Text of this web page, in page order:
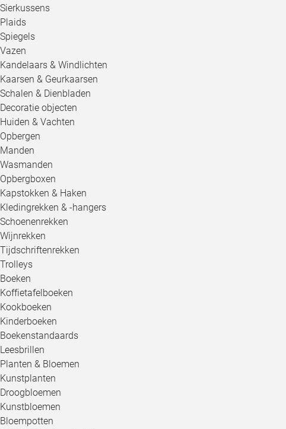
Sierkussens
Plaids
Spiegels
Vazen
Kandelaars & Windlichten
Kaarsen & Geurkaarsen
Schalen & Dienbladen
Decoratie objecten
Huiden & Vachten
Opbergen
Manden
Wasmanden
Opbergboxen
Kapstokken & Haken
Kledingrekken & -hangers
Schoenenrekken
Wijnrekken
Tijdschriftenrekken
Trolleys
Boeken
Koffietafelboeken
Kookboeken
Kinderboeken
Boekenstandaards
Leesbrillen
Planten & Bloemen
Kunstplanten
Droogbloemen
Kunstbloemen
Bloempotten